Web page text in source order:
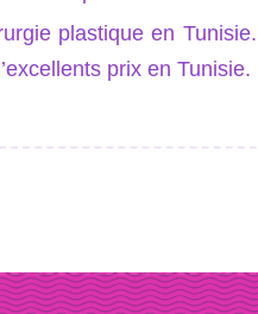
plastique en Tunisie.
prix en Tunisie.